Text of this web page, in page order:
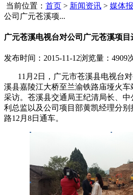
当前位置： 首页 > 新闻资讯 > 媒体
公司广元苍溪项...
广元苍溪电视台对公司广元苍溪项
发布时间：2015-11-12浏览量：4909
11月 2日，广元市苍溪县电视台
溪县嘉陵江大桥至兰渝铁路庙垭火
采访。苍溪县交通局王纪清局长、
利总监以及公司项目部黄凯经理分别
路12月 8日通车。